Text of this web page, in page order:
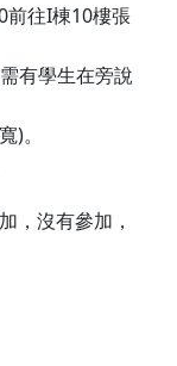
前往I棟10樓張
需有學生在旁說
寬)。
，沒有參加，